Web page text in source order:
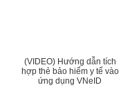
(VIDEO) Hướng dẫn tích
hợp thẻ bảo hiểm y tế vào
ứng dụng VNeID